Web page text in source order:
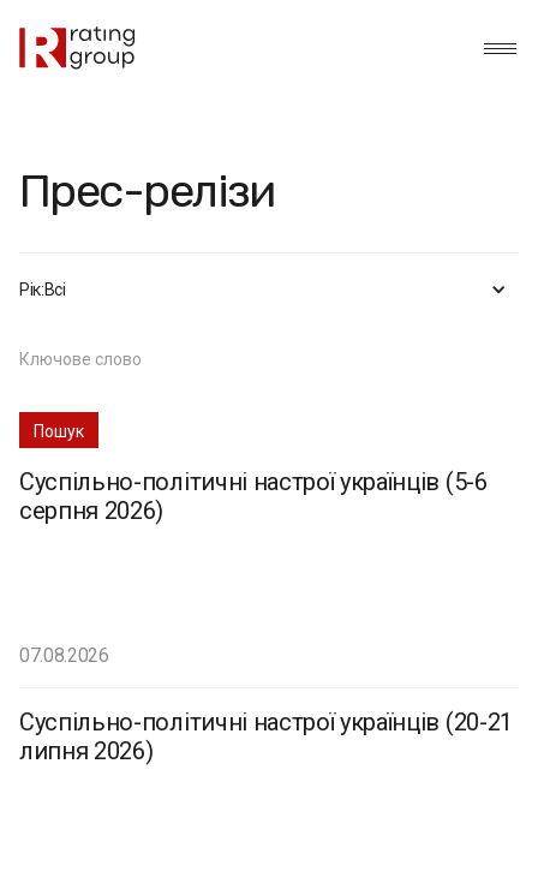
Прес-релізи
Всі
Рік:
Суспільно-політичні настрої українців (5-6
серпня 2026)
07.08.2026
Суспільно-політичні настрої українців (20-21
липня 2026)